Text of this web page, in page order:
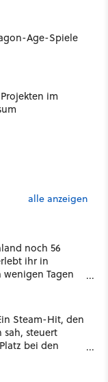
Age-Spiele
im
alle anzeigen
noch 56
ihr in
Tagen
Steam-Hit, den
steuert
bei den